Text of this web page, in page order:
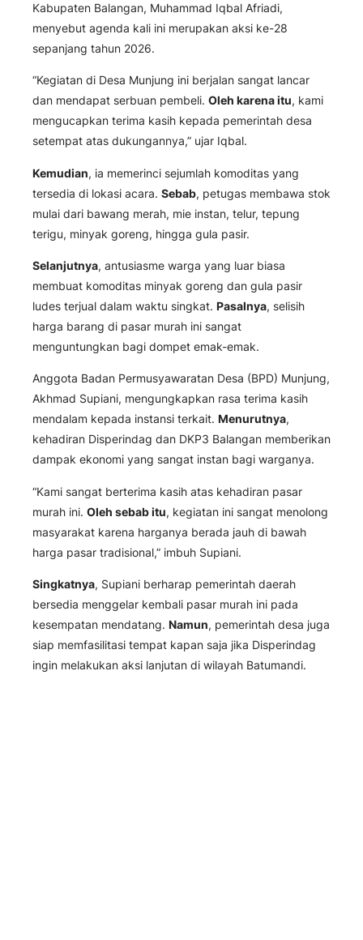
Kabupaten Balangan, Muhammad Iqbal Afriadi,
menyebut agenda kali ini merupakan aksi ke-28
sepanjang tahun 2026.
“Kegiatan di Desa Munjung ini berjalan sangat lancar
dan mendapat serbuan pembeli. Oleh karena itu, kami
mengucapkan terima kasih kepada pemerintah desa
setempat atas dukungannya,” ujar Iqbal.
Kemudian, ia memerinci sejumlah komoditas yang
tersedia di lokasi acara. Sebab, petugas membawa stok
mulai dari bawang merah, mie instan, telur, tepung
terigu, minyak goreng, hingga gula pasir.
Selanjutnya, antusiasme warga yang luar biasa
membuat komoditas minyak goreng dan gula pasir
ludes terjual dalam waktu singkat. Pasalnya, selisih
harga barang di pasar murah ini sangat
menguntungkan bagi dompet emak-emak.
Anggota Badan Permusyawaratan Desa (BPD) Munjung,
Akhmad Supiani, mengungkapkan rasa terima kasih
mendalam kepada instansi terkait. Menurutnya,
kehadiran Disperindag dan DKP3 Balangan memberikan
dampak ekonomi yang sangat instan bagi warganya.
“Kami sangat berterima kasih atas kehadiran pasar
murah ini. Oleh sebab itu, kegiatan ini sangat menolong
masyarakat karena harganya berada jauh di bawah
harga pasar tradisional,” imbuh Supiani.
Singkatnya, Supiani berharap pemerintah daerah
bersedia menggelar kembali pasar murah ini pada
kesempatan mendatang. Namun, pemerintah desa juga
siap memfasilitasi tempat kapan saja jika Disperindag
ingin melakukan aksi lanjutan di wilayah Batumandi.